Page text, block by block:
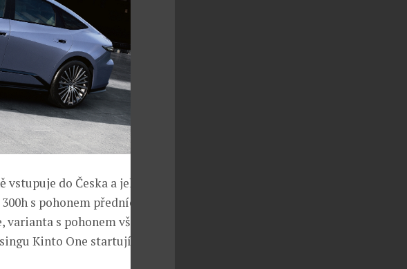
do Česka a jeho
s pohonem předních kol
varianta s pohonem všech kol
Kinto One startují pro